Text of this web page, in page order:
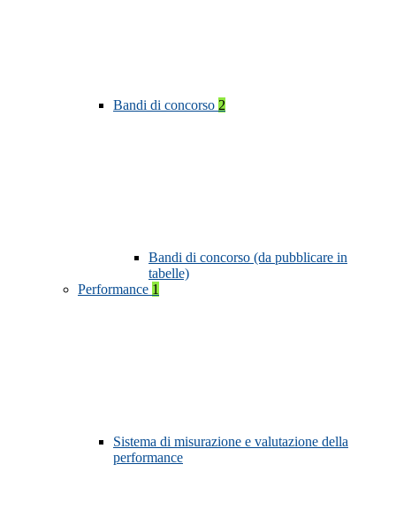
Bandi di concorso 2
Bandi di concorso (da pubblicare in
tabelle)
Performance 1
Sistema di misurazione e valutazione della
performance